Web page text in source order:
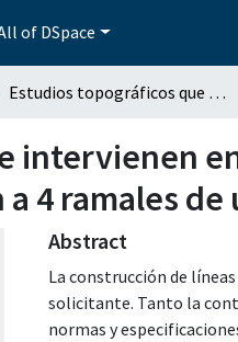
of DSpace
Estudios topográficos que intervienen en las fases de construcción de líneas de conducción, su aplicación a 4 ramales de usuarios en el estado de Puebla.
intervienen
4 ramales
Abstract
La construcción de
solicitante. Tanto la
normas y